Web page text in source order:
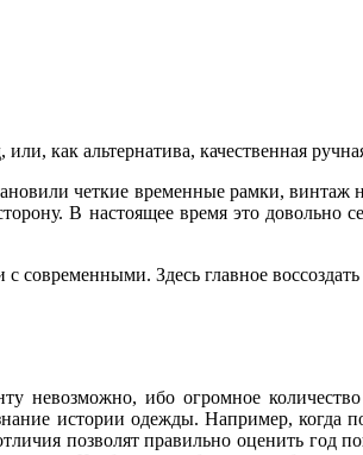
как альтернатива, качественная
четкие временные рамки, винтаж
В настоящее время это довольно
Здесь главное
невозможно, ибо огромное
истории одежды. Например, когда
позволят правильно оценить